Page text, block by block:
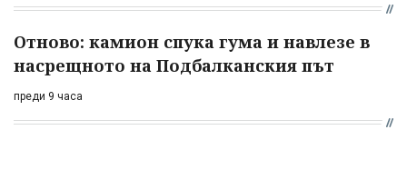
Отново: камион спука гума и навлезе в
насрещното на Подбалканския път
преди 9 часа